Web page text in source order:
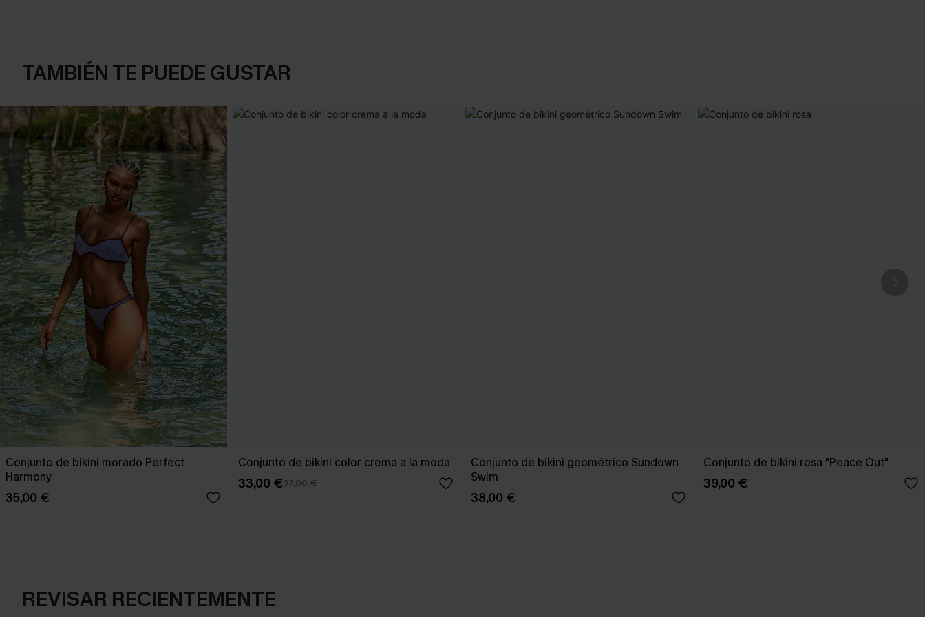
TAMBIÉN TE PUEDE GUSTAR
Conjunto de bikini morado Perfect
Harmony
35,00 €
Conjunto de bikini color crema a la moda
33,00 €37,00 €
Conjunto de bikini geométrico Sundown
Swim
38,00 €
Conjunto de bikini rosa "Peace Out"
39,00 €
REVISAR RECIENTEMENTE